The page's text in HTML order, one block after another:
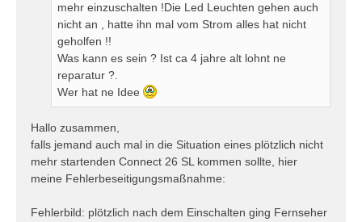
mehr einzuschalten !Die Led Leuchten gehen auch
nicht an , hatte ihn mal vom Strom alles hat nicht
geholfen !!
Was kann es sein ? Ist ca 4 jahre alt lohnt ne
reparatur ?.
Wer hat ne Idee
Hallo zusammen,
falls jemand auch mal in die Situation eines plötzlich nicht
mehr startenden Connect 26 SL kommen sollte, hier
meine Fehlerbeseitigungsmaßnahme:
Fehlerbild: plötzlich nach dem Einschalten ging Fernseher